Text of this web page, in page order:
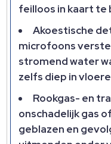
feilloos in kaart te
Akoestische
microfoons
stromend water
zelfs diep in
Rookgas- en
onschadelijk gas
geblazen en